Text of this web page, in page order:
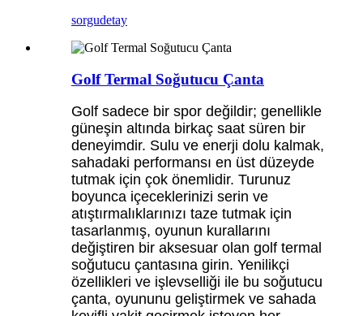
sorgudetay
Golf Termal Soğutucu Çanta
Golf sadece bir spor değildir; genellikle
güneşin altında birkaç saat süren bir
deneyimdir. Sulu ve enerji dolu kalmak,
sahadaki performansı en üst düzeyde
tutmak için çok önemlidir. Turunuz
boyunca içeceklerinizi serin ve
atıştırmalıklarınızı taze tutmak için
tasarlanmış, oyunun kurallarını
değiştiren bir aksesuar olan golf termal
soğutucu çantasına girin. Yenilikçi
özellikleri ve işlevselliği ile bu soğutucu
çanta, oyununu geliştirmek ve sahada